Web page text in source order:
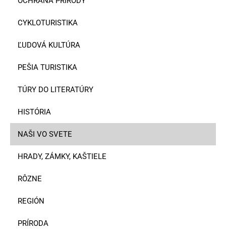
CYKLOTURISTIKA
ĽUDOVÁ KULTÚRA
PEŠIA TURISTIKA
TÚRY DO LITERATÚRY
HISTÓRIA
NAŠI VO SVETE
HRADY, ZÁMKY, KAŠTIELE
RÔZNE
REGIÓN
PRÍRODA